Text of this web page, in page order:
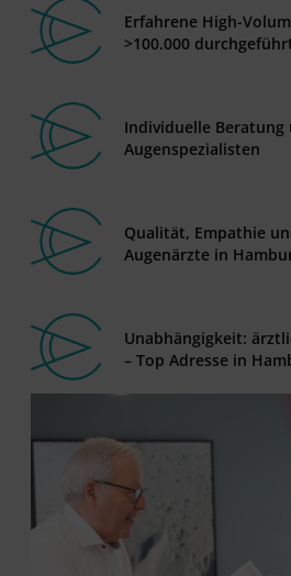
Erfahrene High-
>100.000
Individuelle
Augenspezialisten
Qualität, Empathie
Augenärzte in
Unabhängigkeit:
– Top Adresse in